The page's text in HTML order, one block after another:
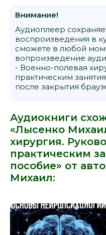
016
017
018
019
020
023
024
025
026
028
029
Внимание!
Аудиоплеер
воспроизведения в
сможете в любой
вопроизведение
- Военно-полевая
практическим
после закрытия
Аудиокниги
«Лысенко
хирургия.
практическим
пособие» от
Михаил: